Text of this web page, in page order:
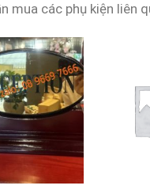
mua các phụ kiện liên